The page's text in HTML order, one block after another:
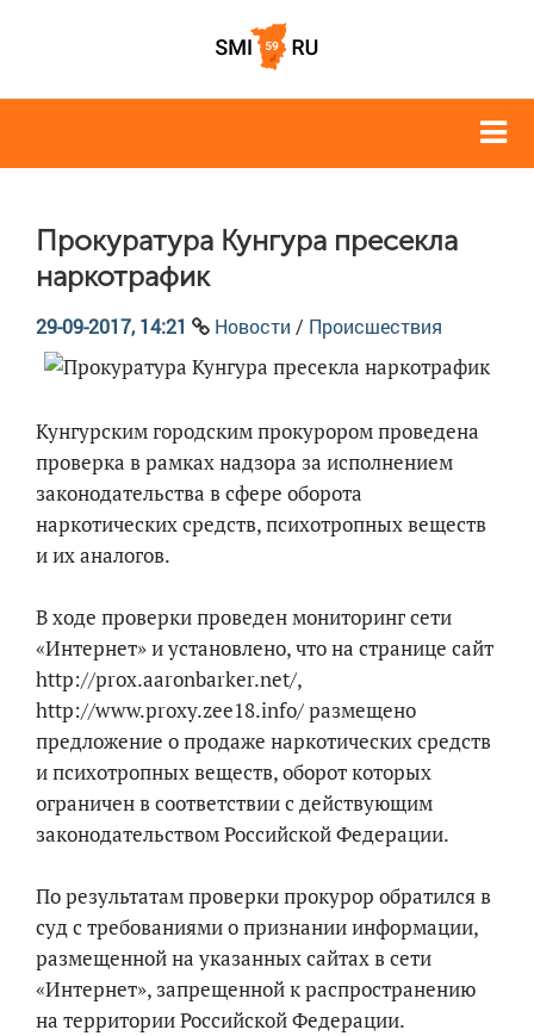
Прокуратура Кунгура пресекла
наркотрафик
29-09-2017, 14:21 Новости / Происшествия
Кунгурским городским прокурором проведена
проверка в рамках надзора за исполнением
законодательства в сфере оборота
наркотических средств, психотропных веществ
и их аналогов.
В ходе проверки проведен мониторинг сети
«Интернет» и установлено, что на странице сайт
http://prox.aaronbarker.net/,
http://www.proxy.zee18.info/ размещено
предложение о продаже наркотических средств
и психотропных веществ, оборот которых
ограничен в соответствии с действующим
законодательством Российской Федерации.
По результатам проверки прокурор обратился в
суд с требованиями о признании информации,
размещенной на указанных сайтах в сети
«Интернет», запрещенной к распространению
на территории Российской Федерации.